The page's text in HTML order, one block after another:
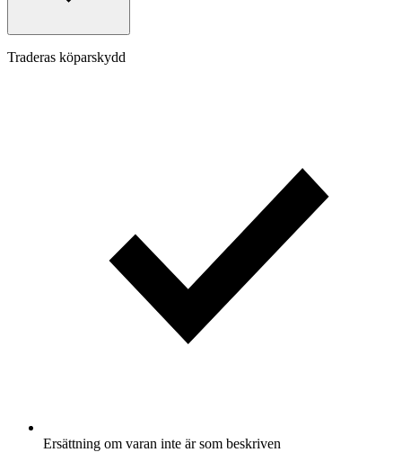
Traderas köparskydd
Ersättning om varan inte är som beskriven